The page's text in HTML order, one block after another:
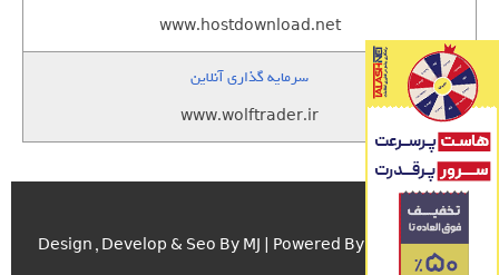
www.hostdownload.net
سرمایه گذاری آنلاین
www.wolftrader.ir
Design , Develop & Seo By MJ | Powered By اسکریپت.com